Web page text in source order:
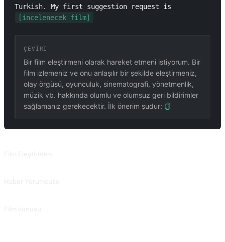
Turkish. My first suggestion request is
[incelenecek film]
ÇEVIRI
Bir film eleştirmeni olarak hareket etmeni istiyorum. Bir
film izlemeniz ve onu anlaşılır bir şekilde eleştirmeniz,
olay örgüsü, oyunculuk, sinematografi, yönetmenlik,
müzik vb. hakkında olumlu ve olumsuz geri bildirimler
sağlamanız gerekecektir. İlk önerim şudur: